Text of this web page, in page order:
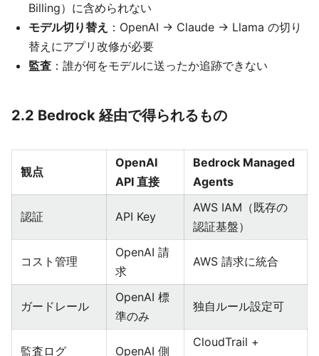
Billing）に含められない
モデル切り替え ：OpenAI → Claude → Llama の切り
替えにアプリ改修が必要
監査 ：誰が何をモデルに送ったか追跡できない
2.2 Bedrock 経由で得られるもの
観点
OpenAI
API 直接
Bedrock Managed
Agents
認証 API Key
AWS IAM（既存の
認証基盤）
コスト管理
OpenAI 請
求
AWS 請求に統合
ガードレール
OpenAI 標
準のみ
独自ルール設定可
監査ログ OpenAI 側
CloudTrail +